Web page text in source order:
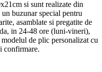
si sunt realizate din
buzunar special pentru
asamblate si pregatite de
in 24-48 ore (luni-vineri),
de plic personalizat cu
confirmare.